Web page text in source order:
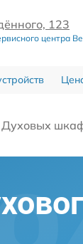
123
центра
Духовых